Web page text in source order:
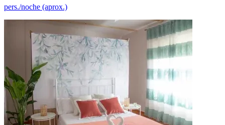
pers./noche (aprox.)